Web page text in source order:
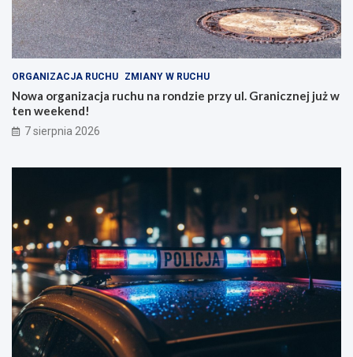
ORGANIZACJA RUCHU ZMIANY W RUCHU
Nowa organizacja ruchu na rondzie przy ul. Granicznej już w
ten weekend!
7 sierpnia 2026